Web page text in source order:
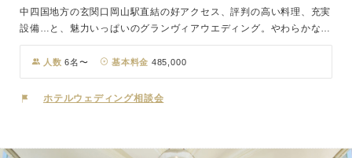
中四国地方の玄関口岡山駅直結の好アクセス、評判の高い料理、充実
設備…と、魅力いっぱいのグランヴィアウエディング。やわらかな光
と白い大理石のヴァージンロード、あたたかい温もりの光に包まれた
幻想的なチャペル。パイプオルガンの生演奏が響く中、大理石のヴァ
ージンロードを歩けば感動も最高潮に達します。少人数から盛大なパ
ーティまで豊富な会場の中からふたりのスタイルで結婚式が叶いま
人数 6名〜 基本料金 485,000
ホテルウェディング相談会